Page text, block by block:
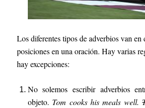
Los diferentes tipos de adverbios van en
posiciones en una oración. Hay varias
hay excepciones:
No solemos escribir adverbios
objeto. Tom cooks his meals well.